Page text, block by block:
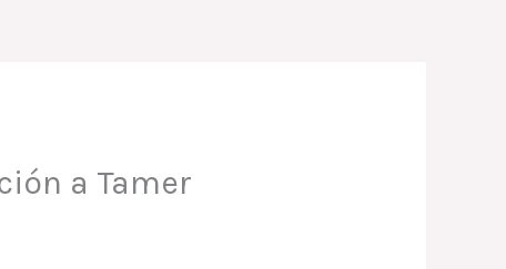
a Tamer